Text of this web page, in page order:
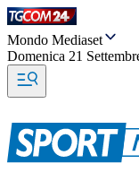
Mondo Mediaset
Domenica 21